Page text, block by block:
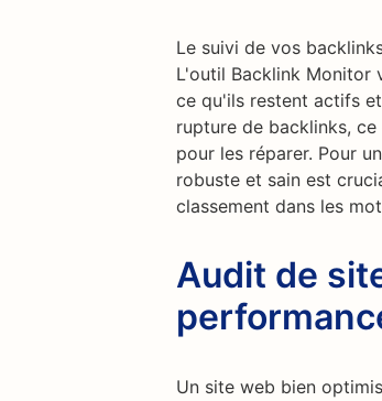
Le suivi de vos
L'outil Backlink Monitor
ce qu'ils restent actifs
rupture de backlinks,
pour les réparer. Pour
robuste et sain est
classement dans les
Audit de
Un site web bien